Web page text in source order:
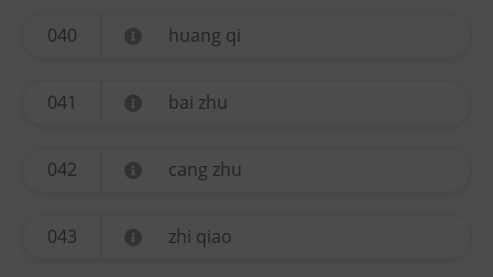
040 huang qi
041 bai zhu
042 cang zhu
043 zhi qiao